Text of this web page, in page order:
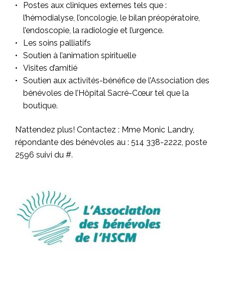
Postes aux cliniques externes tels que :
l’hémodialyse, l’oncologie, le bilan préopératoire,
l’endoscopie, la radiologie et l’urgence.
Les soins palliatifs
Soutien à l’animation spirituelle
Visites d’amitié
Soutien aux activités-bénéfice de l’Association des
bénévoles de l’Hôpital Sacré-Cœur tel que la
boutique.
N’attendez plus! Contactez : Mme Monic Landry,
répondante des bénévoles au : 514 338-2222, poste
2596 suivi du #.